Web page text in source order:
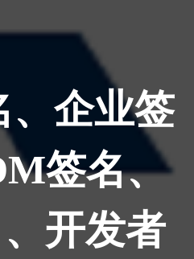
、企业签
签名、
开发者